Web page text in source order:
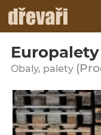
Obaly, palety